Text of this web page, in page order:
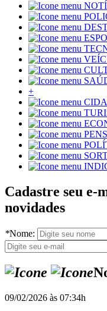
+
Cadastre seu e-
novidades
*Nome:
09/02/2026 às 07:34h